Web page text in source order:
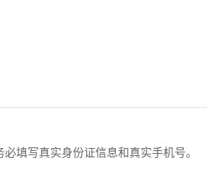
填写真实身份证信息和真实手机号。